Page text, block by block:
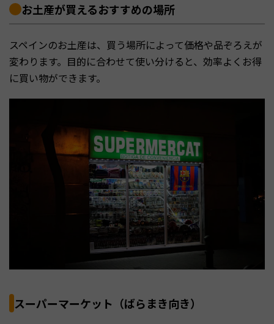
お土産が買えるおすすめの場所
スペインのお土産は、買う場所によって価格や品ぞろえが
変わります。目的に合わせて使い分けると、効率よくお得
に買い物ができます。
スーパーマーケット（ばらまき向き）